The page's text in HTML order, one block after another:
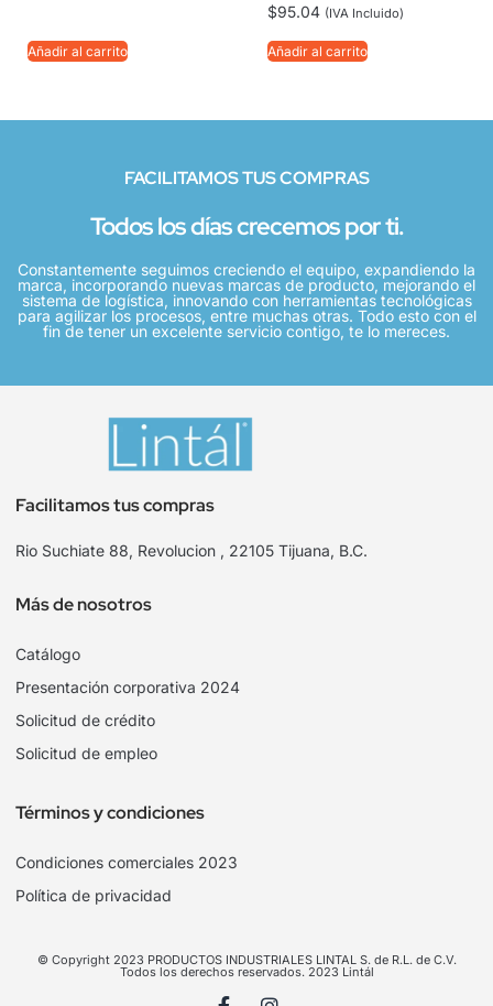
Añadir al carrito
$95.04 (IVA Incluido)
Añadir al carrito
FACILITAMOS TUS COMPRAS
Todos los días crecemos por ti.
Constantemente seguimos creciendo el equipo, expandiendo la
marca, incorporando nuevas marcas de producto, mejorando el
sistema de logística, innovando con herramientas tecnológicas
para agilizar los procesos, entre muchas otras. Todo esto con el
fin de tener un excelente servicio contigo, te lo mereces.
Facilitamos tus compras
Rio Suchiate 88, Revolucion , 22105 Tijuana, B.C.
Más de nosotros
Catálogo
Presentación corporativa 2024
Solicitud de crédito
Solicitud de empleo
Términos y condiciones
Condiciones comerciales 2023
Política de privacidad
© Copyright 2023 PRODUCTOS INDUSTRIALES LINTAL S. de R.L. de C.V.
Todos los derechos reservados. 2023 Lintál